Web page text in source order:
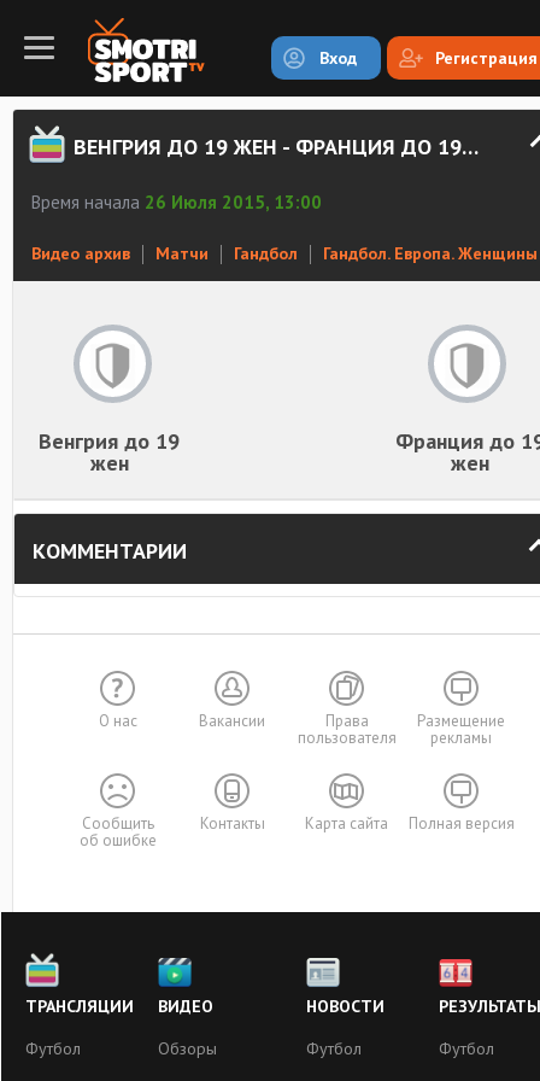
Вход Регистрация
ВЕНГРИЯ ДО 19 ЖЕН - ФРАНЦИЯ ДО 19 ЖЕН. ЗАПИСЬ МАТЧА
Время начала 26 Июля 2015, 13:00
Видео архив Матчи Гандбол Гандбол. Европа. Женщины
Венгрия до 19
жен
Франция до
жен
КОММЕНТАРИИ
О нас Вакансии
Права
пользователя
Размещение
рекламы
Сообщить
об ошибке
Контакты Карта сайта Полная версия
ТРАНСЛЯЦИИ
Футбол
ВИДЕО
Обзоры
НОВОСТИ
Футбол
РЕЗУЛЬТАТЫ
Футбол